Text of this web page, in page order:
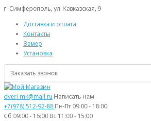
г. Симферополь, ул. Кавказская, 9
Доставка и оплата
Контакты
Замер
Установка
Заказать звонок
dveri-mk@mail.ru Написать нам
+7(978) 512-92-88 Пн-Пт 09:00 - 18:00
Сб 09:00 - 16:00 Вс 11:00 - 15:00